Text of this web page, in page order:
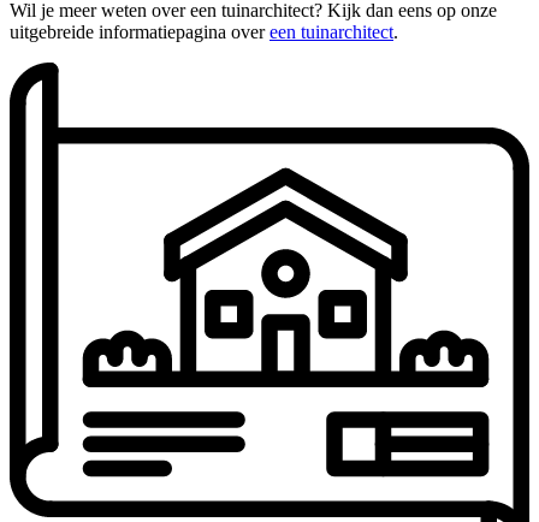
Wil je meer weten over een tuinarchitect? Kijk dan eens op onze
uitgebreide informatiepagina overeen tuinarchitect.